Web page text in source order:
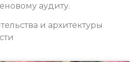
аудиту.
и архитектуры